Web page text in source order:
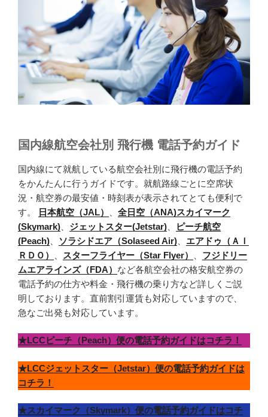
国内線航空会社別 飛行機 電話予約ガイド
国内線にて就航している航空会社別に飛行機の電話予約
をかんたんに行うガイドです。就航路線ごとに空席状
況・航空券の最安値・時刻表が表示されてとても便利で
す。
日本航空（JAL） 全日空（ANA)スカイマーク
(Skymark)
ジェットスター(Jetstar)
ピーチ航空
(Peach)
ソラシドエア（Solaseed Air)
エアドゥ（ＡＩ
ＲＤＯ）
スターフライヤー（Star Flyer）
フジドリー
ムエアラインズ（FDA） など各航空会社の格安航空券の
電話予約の仕方や料金・飛行機の乗り方など詳しくご説
明しております。直前割引運賃も対応していますので、
急なご出発も対応しています。
★LCCピーチ（Peach）便の電話予約ガイドはコチラ！
★LCCジェットスター（Jetstar）便の電話予約ガイドは
コチラ！
★スカイマーク（Skymark）便の電話予約ガイドはコチ